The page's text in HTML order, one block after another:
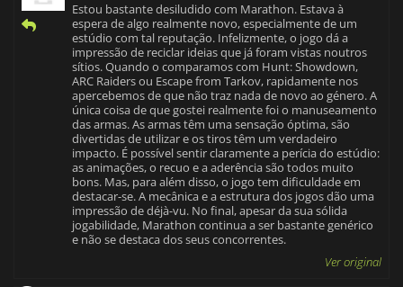
Estou bastante desiludido com Marathon. Estava à
espera de algo realmente novo, especialmente de um
estúdio com tal reputação. Infelizmente, o jogo dá a
impressão de reciclar ideias que já foram vistas noutros
sítios. Quando o comparamos com Hunt: Showdown,
ARC Raiders ou Escape from Tarkov, rapidamente nos
apercebemos de que não traz nada de novo ao género. A
única coisa de que gostei realmente foi o manuseamento
das armas. As armas têm uma sensação óptima, são
divertidas de utilizar e os tiros têm um verdadeiro
impacto. É possível sentir claramente a perícia do estúdio:
as animações, o recuo e a aderência são todos muito
bons. Mas, para além disso, o jogo tem dificuldade em
destacar-se. A mecânica e a estrutura dos jogos dão uma
impressão de déjà-vu. No final, apesar da sua sólida
jogabilidade, Marathon continua a ser bastante genérico
e não se destaca dos seus concorrentes.
Ver original